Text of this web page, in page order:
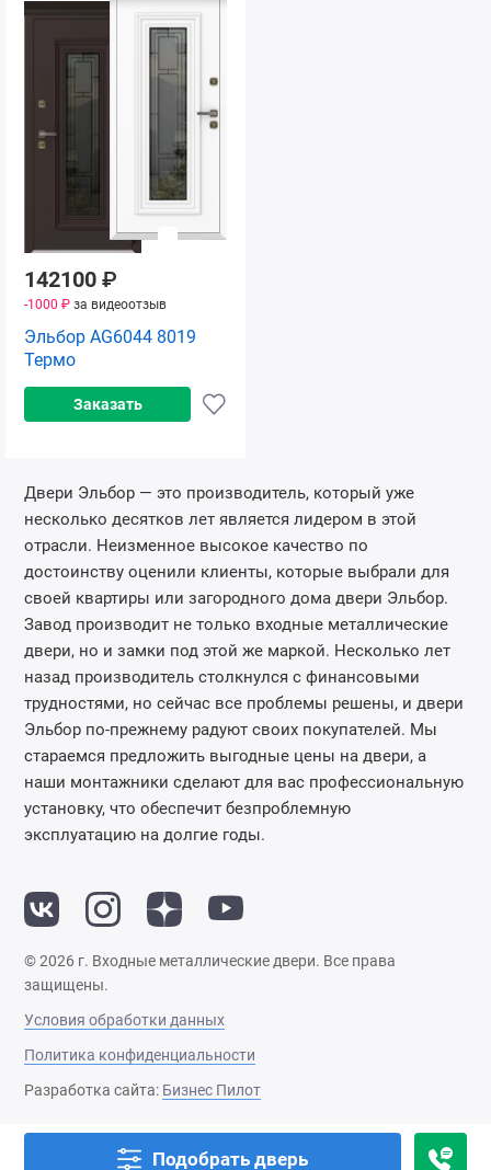
142100 ₽
-1000 ₽ за видеоотзыв
Эльбор AG6044 8019
Термо
Заказать
Двери Эльбор — это производитель, который уже
несколько десятков лет является лидером в этой
отрасли. Неизменное высокое качество по
достоинству оценили клиенты, которые выбрали для
своей квартиры или загородного дома двери Эльбор.
Завод производит не только входные металлические
двери, но и замки под этой же маркой. Несколько лет
назад производитель столкнулся с финансовыми
трудностями, но сейчас все проблемы решены, и двери
Эльбор по-прежнему радуют своих покупателей. Мы
стараемся предложить выгодные цены на двери, а
наши монтажники сделают для вас профессиональную
установку, что обеспечит безпроблемную
эксплуатацию на долгие годы.
© 2026 г. Входные металлические двери. Все права
защищены.
Условия обработки данных
Политика конфиденциальности
Разработка сайта: Бизнес Пилот
Подобрать дверь